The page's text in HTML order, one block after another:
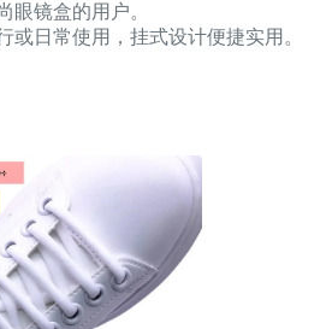
眼镜盒的用户。
或日常使用，挂式设计便捷实用。